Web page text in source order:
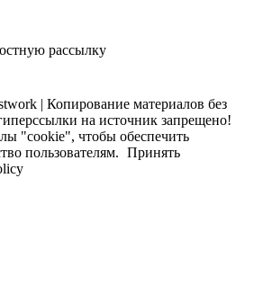
рассылку
| Копирование материалов без
на источник запрещено!
"cookie", чтобы обеспечить
пользователям. Принять